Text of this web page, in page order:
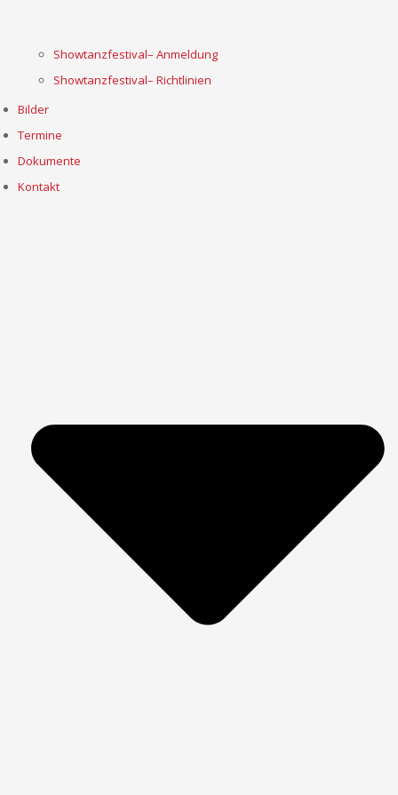
Showtanzfestival– Anmeldung
Showtanzfestival– Richtlinien
Bilder
Termine
Dokumente
Kontakt